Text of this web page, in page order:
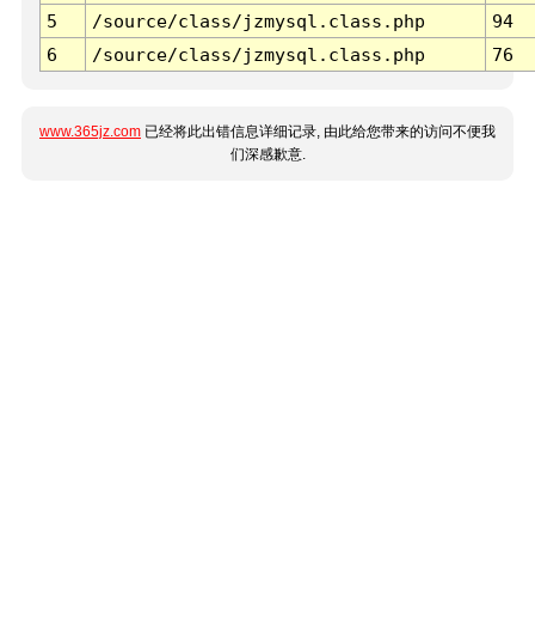
5
/source/class/jzmysql.class.php
94
6
/source/class/jzmysql.class.php 76
www.365jz.com 已经将此出错信息详细记录, 由此给您带来的访问不便我
们深感歉意.